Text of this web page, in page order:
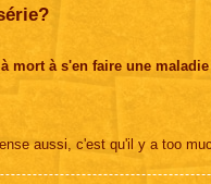
mort à s'en faire une
aussi, c'est qu'il y a too